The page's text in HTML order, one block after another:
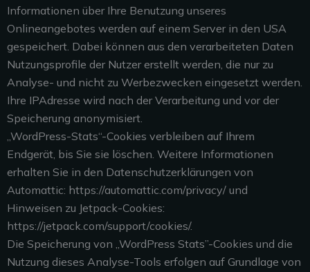
Informationen über Ihre Benutzung unseres
Onlineangebotes werden auf einem Server in den USA
gespeichert. Dabei können aus den verarbeiteten Daten
Nutzungsprofile der Nutzer erstellt werden, die nur zu
Analyse- und nicht zu Werbezwecken eingesetzt werden.
Ihre IPAdresse wird nach der Verarbeitung und vor der
Speicherung anonymisiert.
„WordPress-Stats“-Cookies verbleiben auf Ihrem
Endgerät, bis Sie sie löschen. Weitere Informationen
erhalten Sie in den Datenschutzerklärungen von
Automattic: https://automattic.com/privacy/ und
Hinweisen zu Jetpack-Cookies:
https://jetpack.com/support/cookies/.
Die Speicherung von „WordPress Stats”-Cookies und die
Nutzung dieses Analyse-Tools erfolgen auf Grundlage von